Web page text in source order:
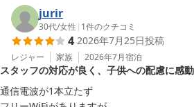
いただけたご様子で、何よりでございます
石段街までの距離に関しましては、貴重な
います。当館から石段街へは約900ｍ程の
歩での観光には少し距離がございます。
後のサービス向上のため貴重なご意見とし
ます。
また伊香保へお越しの際は、ぜひ当館をご
jurir
30代/女性 | 1件のクチコミ
4 2026年7月25日投稿
レジャー 家族 2026年7月宿泊
スタッフの対応が良く、子供への配慮に感動
通信電波が1本立たず